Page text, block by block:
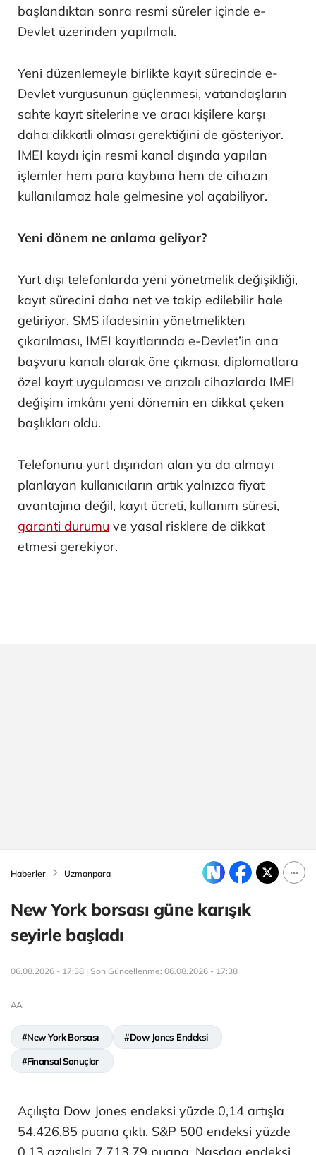
başlandıktan sonra resmi süreler içinde e-
Devlet üzerinden yapılmalı.
Yeni düzenlemeyle birlikte kayıt sürecinde e-
Devlet vurgusunun güçlenmesi, vatandaşların
sahte kayıt sitelerine ve aracı kişilere karşı
daha dikkatli olması gerektiğini de gösteriyor.
IMEI kaydı için resmi kanal dışında yapılan
işlemler hem para kaybına hem de cihazın
kullanılamaz hale gelmesine yol açabiliyor.
Yeni dönem ne anlama geliyor?
Yurt dışı telefonlarda yeni yönetmelik değişikliği,
kayıt sürecini daha net ve takip edilebilir hale
getiriyor. SMS ifadesinin yönetmelikten
çıkarılması, IMEI kayıtlarında e-Devlet’in ana
başvuru kanalı olarak öne çıkması, diplomatlara
özel kayıt uygulaması ve arızalı cihazlarda IMEI
değişim imkânı yeni dönemin en dikkat çeken
başlıkları oldu.
Telefonunu yurt dışından alan ya da almayı
planlayan kullanıcıların artık yalnızca fiyat
avantajına değil, kayıt ücreti, kullanım süresi,
garanti durumu ve yasal risklere de dikkat
etmesi gerekiyor.
Haberler Uzmanpara
New York borsası güne karışık
seyirle başladı
06.08.2026 - 17:38 | Son Güncellenme: 06.08.2026 - 17:38
AA
#New York Borsası #Dow Jones Endeksi
#Finansal Sonuçlar
Açılışta Dow Jones endeksi yüzde 0,14 artışla
54.426,85 puana çıktı. S&P 500 endeksi yüzde